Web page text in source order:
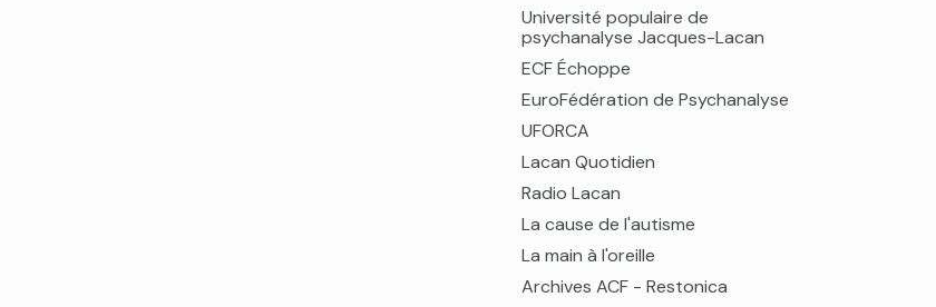
Université populaire de
psychanalyse Jacques-Lacan
ECF Échoppe
EuroFédération de Psychanalyse
UFORCA
Lacan Quotidien
Radio Lacan
La cause de l'autisme
La main à l'oreille
Archives ACF - Restonica